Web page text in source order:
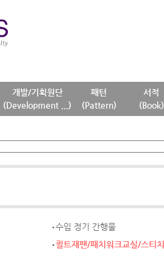
개발/기획원단
(Development ...)
패턴
(Pattern)
서적
(Book)
수입 정기 간행물
퀼트재팬/패치워크교실/스티치